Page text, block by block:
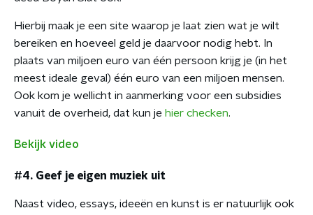
Hierbij maak je een site waarop je laat zien wat je wilt
bereiken en hoeveel geld je daarvoor nodig hebt. In
plaats van miljoen euro van één persoon krijg je (in het
meest ideale geval) één euro van een miljoen mensen.
Ook kom je wellicht in aanmerking voor een subsidies
vanuit de overheid, dat kun je hier checken.
Bekijk video
#4. Geef je eigen muziek uit
Naast video, essays, ideeën en kunst is er natuurlijk ook